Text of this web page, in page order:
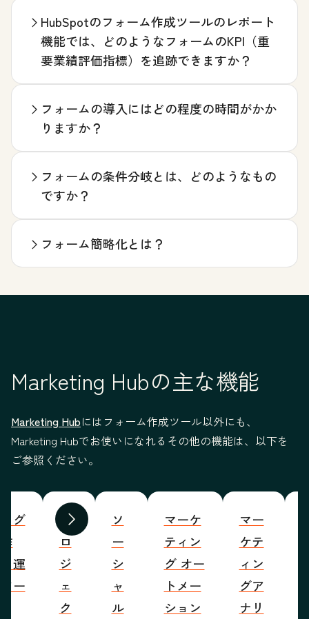
HubSpotのフォーム作成ツールのレポート
機能では、どのようなフォームのKPI（重
要業績評価指標）を追跡できますか？
フォームの導入にはどの程度の時間がかか
りますか？
フォームの条件分岐とは、どのようなもの
ですか？
フォーム簡略化とは？
Marketing Hubの主な機能
Marketing Hubにはフォーム作成ツール以外にも、
Marketing Hubでお使いになれるその他の機能は、以下を
ご参照ください。
前へ 次へ
グ
運
ー
プ
ロ
ジ
ェ
ク
ソ
ー
シ
ャ
ル
マーケ
ティン
グ オー
トメー
ション
マー
ケテ
ィン
グア
ナリ